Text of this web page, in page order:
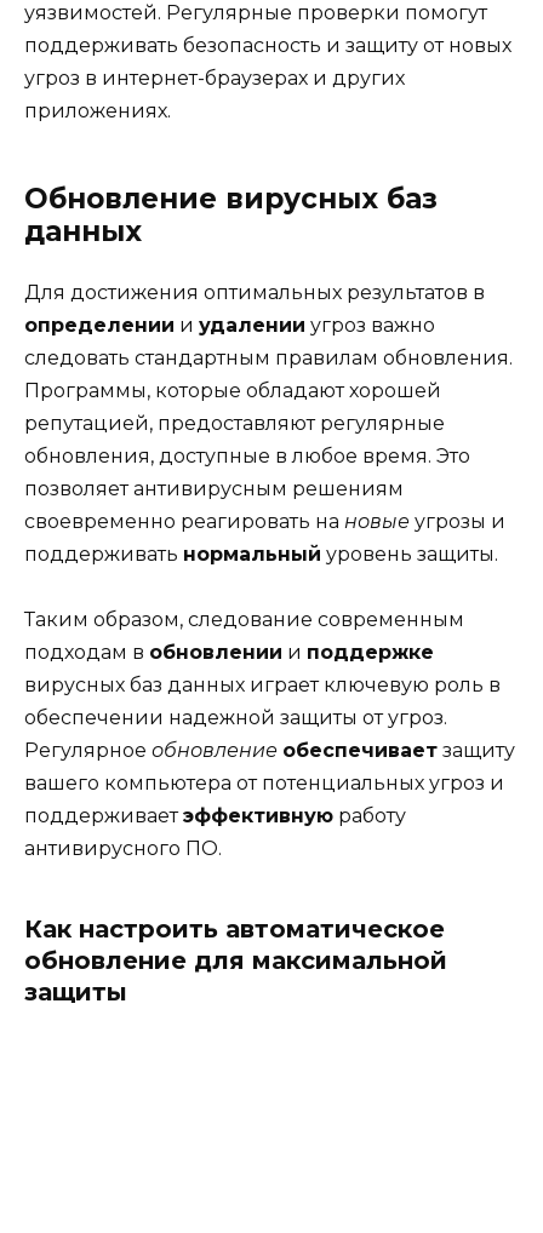
уязвимостей. Регулярные проверки помогут
поддерживать безопасность и защиту от новых
угроз в интернет-браузерах и других
приложениях.
Обновление вирусных баз
данных
Для достижения оптимальных результатов в
определении и удалении угроз важно
следовать стандартным правилам обновления.
Программы, которые обладают хорошей
репутацией, предоставляют регулярные
обновления, доступные в любое время. Это
позволяет антивирусным решениям
своевременно реагировать на новые угрозы и
поддерживать нормальный уровень защиты.
Таким образом, следование современным
подходам в обновлении и поддержке
вирусных баз данных играет ключевую роль в
обеспечении надежной защиты от угроз.
Регулярное обновление обеспечивает защиту
вашего компьютера от потенциальных угроз и
поддерживаетэффективную работу
антивирусного ПО.
Как настроить автоматическое
обновление для максимальной
защиты